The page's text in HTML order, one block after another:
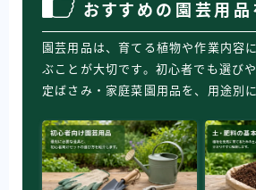
おすすめの園芸用品
園芸用品は、育てる植物や作業内容
ぶことが大切です。初心者でも選び
定ばさみ・家庭菜園用品を、用途別